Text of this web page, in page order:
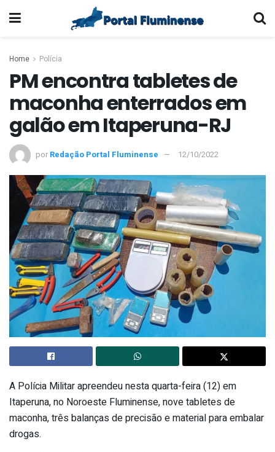
Home Polícia
PM encontra tabletes de
maconha enterrados em
galão em Itaperuna-RJ
por Redação Portal Fluminense 12/10/2022
A Polícia Militar apreendeu nesta quarta-feira (12) em
Itaperuna, no Noroeste Fluminense, nove tabletes de
maconha, três balanças de precisão e material para embalar
drogas.